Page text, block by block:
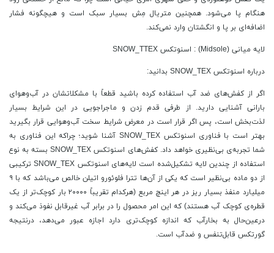
هنگام پا می‌شود. همچنین متریال مِش بسیار سبک است و هیچگونه فشار
اضافه‌ای بر پا و انگشتان وارد نمی‌کند.
لایه میانی (Midsole) : اسنوتکس SNOW_TTEX
درباره اسنوتکس SNOW_TEX بدانید:
اگر از کفش‌های ضد آب استفاده کرده باشید قطعاً با مشکلاتشان در آب‌وهوای
بارانی آشنایی دارید. از طرفی قدم زدن و ماجراجویی در این شرایط بسیار
لذت‌بخش است، پس اگر قرار است در معرض شرایط سخت آب‌وهوایی قرار بگیرید
بهتر است با فناوری اسنوتکس SNOW_TEX آشنا شوید؛ چراکه این فناوری به
شما تجربه‌ی بی‌نظیری خواهد داد. کفش‌های اسنوتکس SNOW_TEX بسته به نوع
استفاده از چندین لایه تشکیل‌شده است لایه‌های اسنوتکس SNOW_TEX ترکیبی
از دو ماده بی‌نظیر است که یکی از آن‌ها تترا فلوئورو اتیلن خالص می‌باشد که با ۹
میلیارد منفذ بسیار ریز در هر اینچ مربع (هرکدام تقریباً ۲۰۰۰۰ بار کوچک‌تر از یک
قطره‌ی کوچک آب هستند) که این امر محصول را در برابر آب غیرقابل نفوذ می‌کند و
درعین‌حال به بخارآب که اندازه کوچک‌تری دارد اجازه عبور می‌دهد، درنتیجه
گورتکس قابل‌تنفس و ضدآب است.